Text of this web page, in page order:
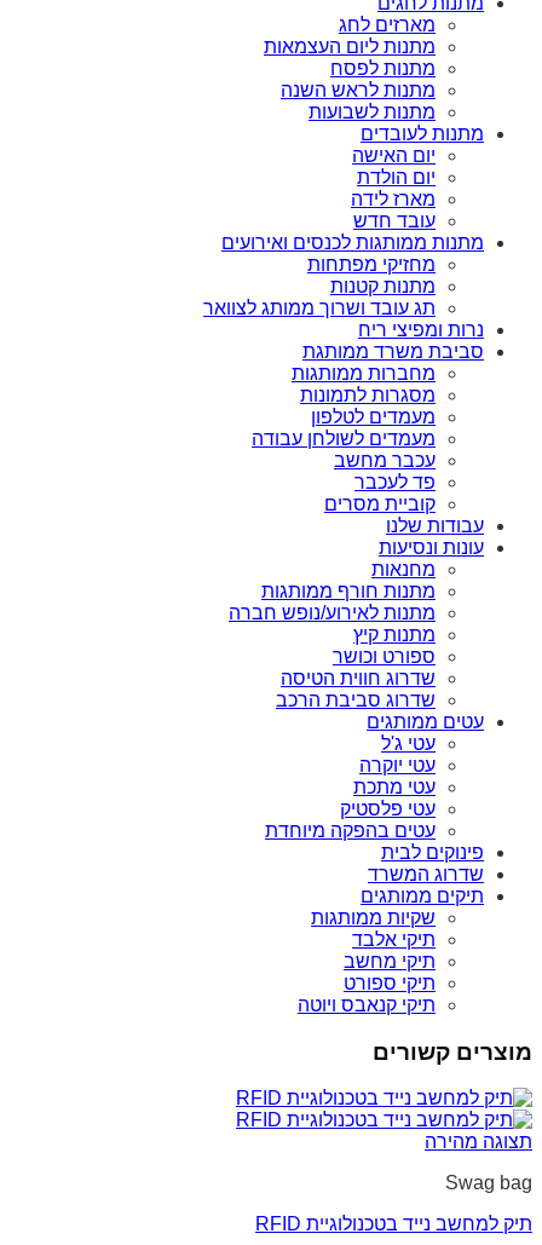
מארזים לחג
מתנות ליום העצמאות
מתנות לפסח
מתנות לראש השנה
מתנות לשבועות
מתנות לעובדים
יום האישה
יום הולדת
מארז לידה
עובד חדש
מתנות ממותגות לכנסים ואירועים
מחזיקי מפתחות
מתנות קטנות
תג עובד ושרוך ממותג לצוואר
נרות ומפיצי ריח
סביבת משרד ממותגת
מחברות ממותגות
מסגרות לתמונות
מעמדים לטלפון
מעמדים לשולחן עבודה
עכבר מחשב
פד לעכבר
קוביית מסרים
עבודות שלנו
עונות ונסיעות
מחנאות
מתנות חורף ממותגות
מתנות לאירוע/נופש חברה
מתנות קיץ
ספורט וכושר
שדרוג חווית הטיסה
שדרוג סביבת הרכב
עטים ממותגים
עטי ג'ל
עטי יוקרה
עטי מתכת
עטי פלסטיק
עטים בהפקה מיוחדת
פינוקים לבית
שדרוג המשרד
תיקים ממותגים
שקיות ממותגות
תיקי אלבד
תיקי מחשב
תיקי ספורט
תיקי קנאבס ויוטה
מוצרים קשורים
תצוגה מהירה
Swag bag
תיק למחשב נייד בטכנולוגיית RFID